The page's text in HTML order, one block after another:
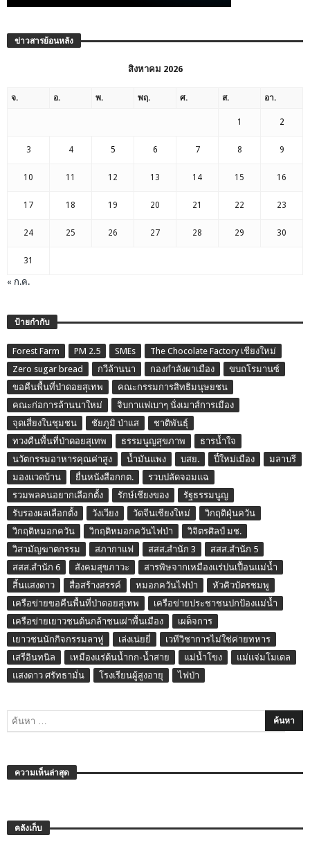
ข่าวสารย้อนหลัง
สิงหาคม 2026
จ. อ. พ. พฤ. ศ. ส. อา.
1 2
3 4 5 6 7 8 9
10 11 12 13 14 15 16
17 18 19 20 21 22 23
24 25 26 27 28 29 30
31
« ก.ค.
ป้ายกำกับ
Forest Farm PM 2.5 SMEs
The Chocolate Factory เชียงใหม่
Zero sugar bread
กวีล้านนา กองกำลังผาเมือง
ขบถโรมานซ์
ขอคืนพื้นที่ป่าดอยสุเทพ
คณะกรรมการสิทธิมนุษยชน
คณะก่อการล้านนาใหม่
จิบกาแฟเบาๆ นั่งเมาส์การเมือง
จุดเสี่ยงในชุมชน
ชัยภูมิ ป่าแส
ชาติพันธุ์
ทวงคืนพื้นที่ป่าดอยสุเทพ
ธรรมนูญสุขภาพ
ธารน้ำใจ
นวัตกรรมอาหารคุณค่าสูง
น้ำมันแพง บสย. ปี๋ใหม่เมือง
มลาบรี
มองแวดบ้าน
ยื่นหนังสือกกต.
รวบปลัดจอมแฉ
รวมพลคนอยากเลือกตั้ง
รักษ์เชียงของ
รัฐธรรมนูญ
รับรองผลเลือกตั้ง
วังเวียง วัดจีนเชียงใหม่
วิกฤติฝุ่นควัน
วิกฤติหมอกควัน
วิกฤติหมอกควันไฟป่า
วิจิตรศิลป์ มช.
วิสามัญฆาตกรรม
สภากาแฟ สสส.สำนัก 3
สสส.สำนัก 5
สสส.สำนัก 6
สังคมสุขภาวะ
สารพิษจากเหมืองแร่ปนเปื้อนแม่น้ำ
สิ้นแสงดาว
สื่อสร้างสรรค์ หมอกควันไฟป่า
หัวคิวบัตรชมพู
เครือข่ายขอคืนพื้นที่ป่าดอยสุเทพ
เครือข่ายประชาชนปกป้องแม่น้ำ
เครือข่ายเยาวชนต้นกล้าชนเผ่าพื้นเมือง
เผด็จการ
เยาวชนนักกิจกรรมลาหู่
เล่งเน่ยยี่
เวทีวิชาการไม่ใช่ค่ายทหาร
เสรีอินทนิล
เหมืองแร่ต้นน้ำกก-น้ำสาย แม่น้ำโขง
แม่แจ่มโมเดล
แสงดาว ศรัทธามั่น
โรงเรียนผู้สูงอายุ ไฟป่า
ความเห็นล่าสุด
คลังเก็บ